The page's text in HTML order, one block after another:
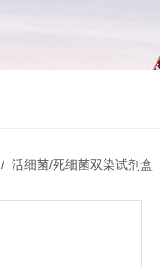
/ 活细菌/死细菌双染试剂盒